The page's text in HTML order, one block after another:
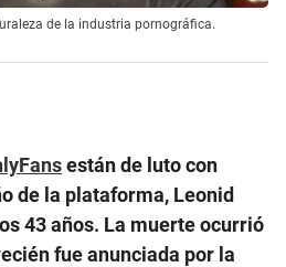
de la industria pornográfica.
están de luto con
de la plataforma, Leonid
43 años. La muerte ocurrió
fue anunciada por la